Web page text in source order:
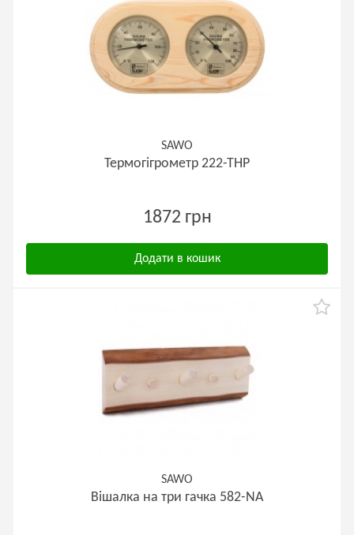
SAWO
Термогігрометр 222-ТНP
1872 грн
Додати в кошик
SAWO
Вішалка на три гачка 582-NA